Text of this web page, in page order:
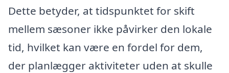
Dette betyder, at tidspunktet for skift
mellem sæsoner ikke påvirker den lokale
tid, hvilket kan være en fordel for dem,
der planlægger aktiviteter uden at skulle